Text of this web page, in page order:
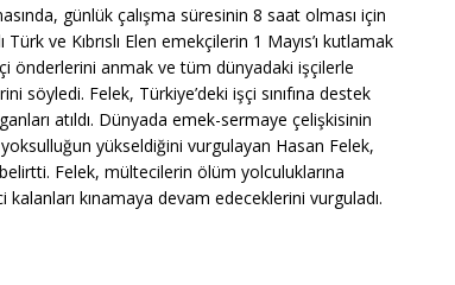
günlük çalışma süresinin 8 saat olması için
ve Kıbrıslı Elen emekçilerin 1 Mayıs’ı kutlamak
önderlerini anmak ve tüm dünyadaki işçilerle
söyledi. Felek, Türkiye’deki işçi sınıfına destek
atıldı. Dünyada emek-sermaye çelişkisinin
yükseldiğini vurgulayan Hasan Felek,
Felek, mültecilerin ölüm yolculuklarına
kalanları kınamaya devam edeceklerini vurguladı.